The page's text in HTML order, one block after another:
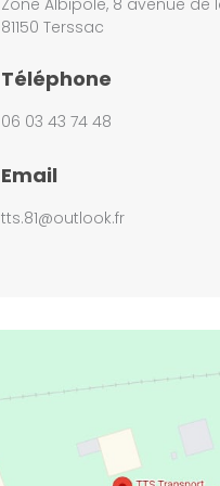
Zone Albipole, 8 avenue de
81150 Terssac
Téléphone
06 03 43 74 48
Email
tts.81@outlook.fr